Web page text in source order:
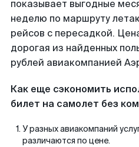
показывает выгодные
неделю по маршруту
рейсов с пересадкой.
дорогая из найденных
рублей авиакомпанией
Как еще сэкономить
билет на самолет без
У разных авиакомпаний
различаются по цене.